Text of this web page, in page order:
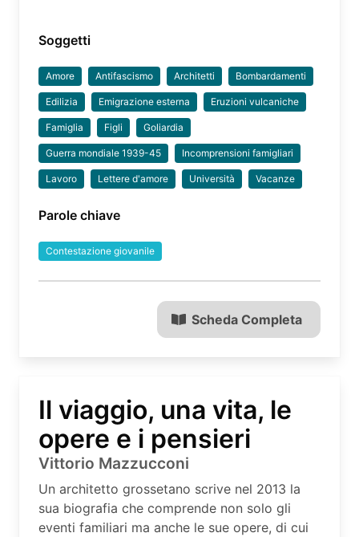
Soggetti
Amore Antifascismo Architetti Bombardamenti
Edilizia Emigrazione esterna Eruzioni vulcaniche
Famiglia Figli Goliardia
Guerra mondiale 1939-45 Incomprensioni famigliari
Lavoro Lettere d'amore Università Vacanze
Parole chiave
Contestazione giovanile
Scheda Completa
Il viaggio, una vita, le
opere e i pensieri
Vittorio Mazzucconi
Un architetto grossetano scrive nel 2013 la
sua biografia che comprende non solo gli
eventi familiari ma anche le sue opere, di cui